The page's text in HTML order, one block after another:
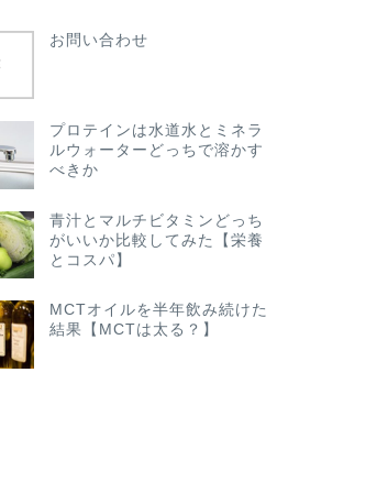
お問い合わせ
プロテインは水道水とミネラ
ルウォーターどっちで溶かす
べきか
青汁とマルチビタミンどっち
がいいか比較してみた【栄養
とコスパ】
MCTオイルを半年飲み続けた
結果【MCTは太る？】